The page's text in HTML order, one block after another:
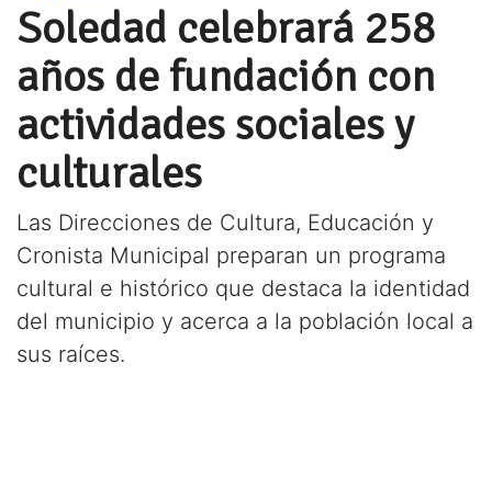
Soledad celebrará 258
años de fundación con
actividades sociales y
culturales
Las Direcciones de Cultura, Educación y
Cronista Municipal preparan un programa
cultural e histórico que destaca la identidad
del municipio y acerca a la población local a
sus raíces.